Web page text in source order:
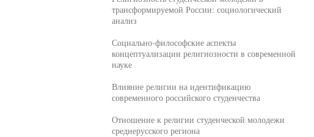
трансформируемой России: социологический
анализ
Социально-философские аспекты
концептуализации религиозности в современной
науке
Влияние религии на идентификацию
современного российского студенчества
Отношение к религии студенческой молодежи
среднерусского региона